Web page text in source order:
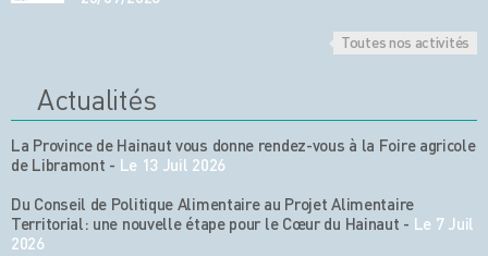
Toutes nos activités
Actualités
La Province de Hainaut vous donne rendez-vous à la Foire agricole
de Libramont - Le 13 Juil 2026
Du Conseil de Politique Alimentaire au Projet Alimentaire
Territorial: une nouvelle étape pour le Cœur du Hainaut - Le 7 Juil
2026